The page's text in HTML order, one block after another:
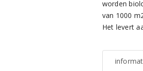
worden
van 1000
Het levert